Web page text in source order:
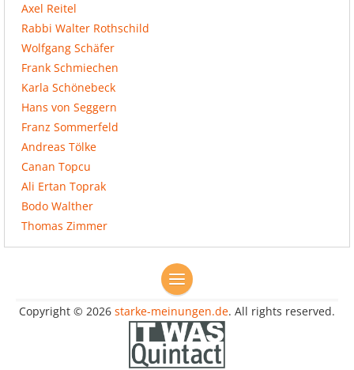
Axel Reitel
Rabbi Walter Rothschild
Wolfgang Schäfer
Frank Schmiechen
Karla Schönebeck
Hans von Seggern
Franz Sommerfeld
Andreas Tölke
Canan Topcu
Ali Ertan Toprak
Bodo Walther
Thomas Zimmer
Copyright © 2026 starke-meinungen.de. All rights reserved.